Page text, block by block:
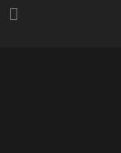
podcast